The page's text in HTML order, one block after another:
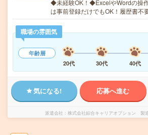
◆未経験OK！◆ExcelやWordの操
は事前登録だけでもOK！履歴書不
職場の雰囲気
年齢層
20代
30代 40代
気になる! 応募へ進む
派遣会社 株式会社綜合キャリアオプション 製